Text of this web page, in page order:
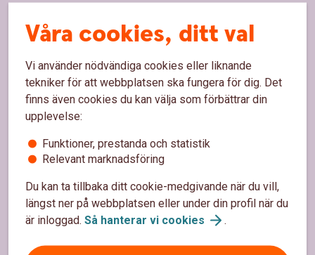
Våra cookies, ditt val
Vi använder nödvändiga cookies eller liknande
tekniker för att webbplatsen ska fungera för dig. Det
finns även cookies du kan välja som förbättrar din
upplevelse:
Funktioner, prestanda och statistik
Relevant marknadsföring
Du kan ta tillbaka ditt cookie-medgivande när du vill,
längst ner på webbplatsen eller under din profil när du
är inloggad. Så hanterar vi cookies .
Spärrhjälp
Bli kund
Priser, räntor och kurser
Om oss
Om oss
Hållbarhet